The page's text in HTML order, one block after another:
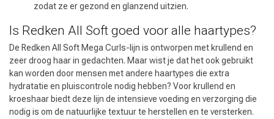
zodat ze er gezond en glanzend uitzien.
Is Redken All Soft goed voor alle haartypes?
De Redken All Soft Mega Curls-lijn is ontworpen met krullend en
zeer droog haar in gedachten. Maar wist je dat het ook gebruikt
kan worden door mensen met andere haartypes die extra
hydratatie en pluiscontrole nodig hebben? Voor krullend en
kroeshaar biedt deze lijn de intensieve voeding en verzorging die
nodig is om de natuurlijke textuur te herstellen en te versterken.